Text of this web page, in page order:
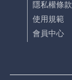
隱私權條款
使用規範
會員中心